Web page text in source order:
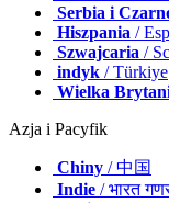
Serbia i
Hiszpania /
Szwajcaria /
indyk / Türkiye
Wielka
Azja i Pacyfik
Chiny / 中国
Indie / भारत